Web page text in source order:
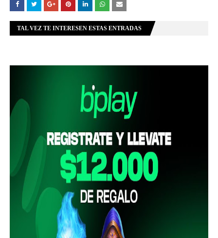
TAL VEZ TE INTERESEN ESTAS ENTRADAS